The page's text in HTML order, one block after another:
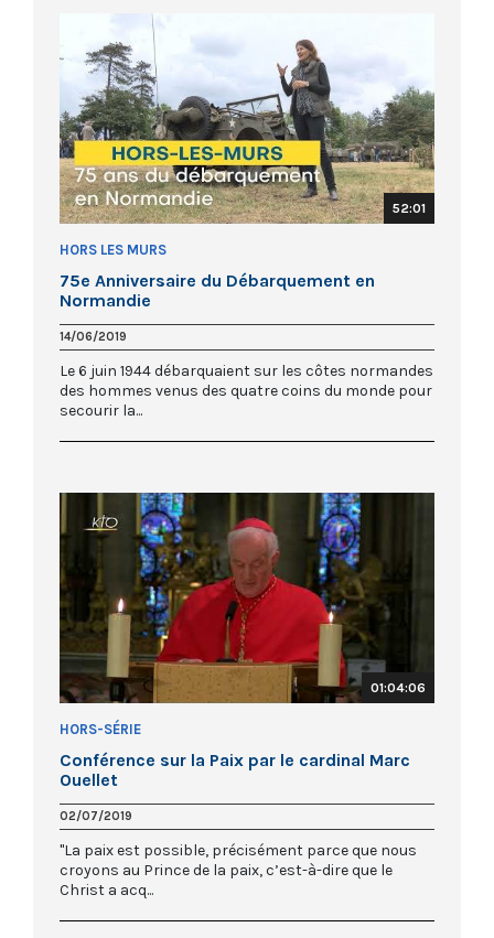
52:01
HORS LES MURS
75e Anniversaire du Débarquement en
Normandie
14/06/2019
Le 6 juin 1944 débarquaient sur les côtes normandes
des hommes venus des quatre coins du monde pour
secourir la...
01:04:06
HORS-SÉRIE
Conférence sur la Paix par le cardinal Marc
Ouellet
02/07/2019
"La paix est possible, précisément parce que nous
croyons au Prince de la paix, c’est-à-dire que le
Christ a acq...